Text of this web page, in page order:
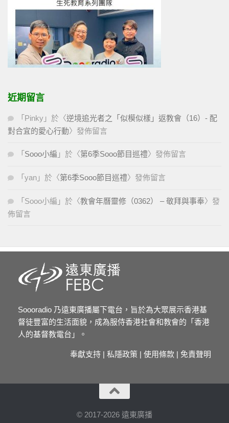
近期留言
「 Pinky 」於〈逆境追光者之「似模似樣」返教會（16）- 配
對合宜的愛心行動〉發佈留言
「 Sooo小編 」於〈第6季Sooo節目巡禮〉發佈留言
「 yan 」於〈第6季Sooo節目巡禮〉發佈留言
「 Sooo小編 」於〈教會年曆靈修（0362） – 敬拜與事奉〉發
佈留言
Soooradio 乃遠東廣播屬下電台，旨於為大眾展示香港基
督徒豐富的生活面貌，成為服侍香港社會和教會的「香港
人的基督教電台」。
奉獻支持 | 私隱政策 | 使用條款 | 免責聲明
© 2017-2026 遠東廣播